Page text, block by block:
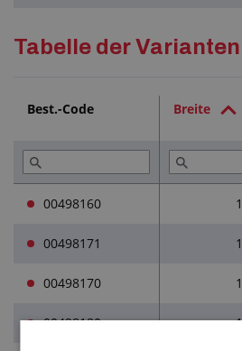
Tabelle der Varianten
Best.-Code Breite
00498160
00498171
00498170
00498180